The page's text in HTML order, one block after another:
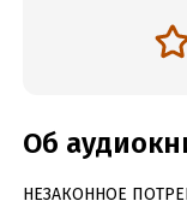
Об
НЕЗАКОННОЕ